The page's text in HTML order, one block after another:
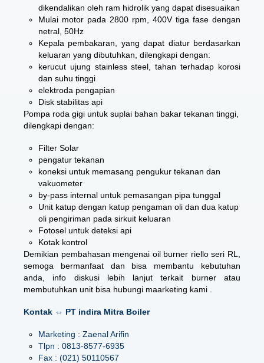
dikendalikan oleh ram hidrolik yang dapat disesuaikan
Mulai motor pada 2800 rpm, 400V tiga fase dengan
netral, 50Hz
Kepala pembakaran, yang dapat diatur berdasarkan
keluaran yang dibutuhkan, dilengkapi dengan:
kerucut ujung stainless steel, tahan terhadap korosi
dan suhu tinggi
elektroda pengapian
Disk stabilitas api
Pompa roda gigi untuk suplai bahan bakar tekanan tinggi,
dilengkapi dengan:
Filter Solar
pengatur tekanan
koneksi untuk memasang pengukur tekanan dan
vakuometer
by-pass internal untuk pemasangan pipa tunggal
Unit katup dengan katup pengaman oli dan dua katup
oli pengiriman pada sirkuit keluaran
Fotosel untuk deteksi api
Kotak kontrol
Demikian pembahasan mengenai oil burner riello seri RL
semoga bermanfaat dan bisa membantu kebutuhan
anda, info diskusi lebih lanjut terkait burner atau
membutuhkan unit bisa hubungi maarketing kami .
Kontak ⇔ PT indira Mitra Boiler
Marketing : Zaenal Arifin
Tlpn : 0813-8577-6935
Fax : (021) 50110567